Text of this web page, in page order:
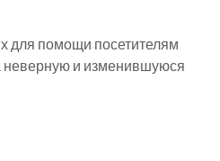
для помощи посетителям
неверную и изменившуюся